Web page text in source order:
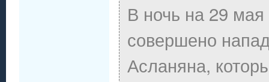
В ночь на 29
совершено
Асланяна,